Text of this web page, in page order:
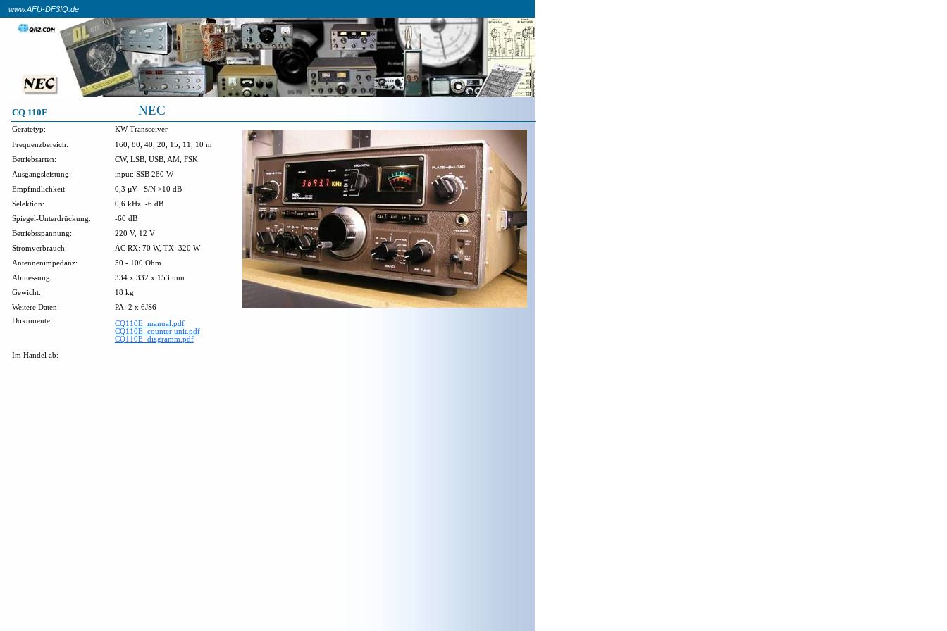
NEC
CQ 110E
www.AFU-DF3IQ.de
Gerätetyp:
KW-Transceiver
Frequenzbereich:
160, 80, 40, 20, 15, 11, 10 m
Betriebsarten:
CW, LSB, USB, AM, FSK
Ausgangsleistung:
input: SSB 280 W
Empfindlichkeit:
0,3 µV
S/N >10 dB
Selektion:
0,6 kHz -6 dB
Spiegel-Unterdrückung:
-60 dB
Betriebsspannung:
220 V, 12 V
Stromverbrauch:
AC RX: 70 W, TX: 320 W
Antennenimpedanz:
50 - 100 Ohm
Abmessung:
334 x 332 x 153 mm
Gewicht:
18 kg
Weitere Daten:
PA: 2 x 6JS6
Dokumente:
CQ110E_manual.pdf
CQ110E_counter unit.pdf
CQ110E_diagramm.pdf
Im Handel ab: